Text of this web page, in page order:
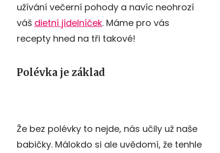
užívání večerní pohody a navíc neohrozí
váš dietní jídelníček. Máme pro vás
recepty hned na tři takové!
Polévka je základ
Že bez polévky to nejde, nás učily už naše
babičky. Málokdo si ale uvědomí, že tenhle